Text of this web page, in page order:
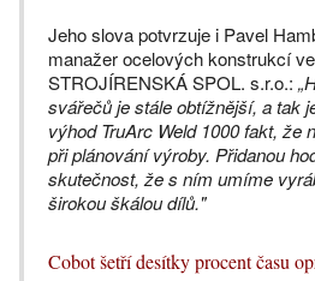
Jeho slova potvrzuje i Pavel
manažer ocelových konstrukcí
STROJÍRENSKÁ SPOL. s.r.o.:
svářečů je stále obtížnější, a tak
výhod TruArc Weld 1000 fakt, že
při plánování výroby. Přidanou
skutečnost, že s ním umíme
širokou škálou dílů."
Cobot šetří desítky procent času